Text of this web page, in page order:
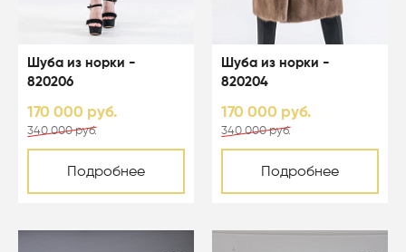
Шуба из норки -
820206
170 000 руб.
340 000 руб.
Подробнее
Шуба из норки -
820204
170 000 руб.
340 000 руб.
Подробнее